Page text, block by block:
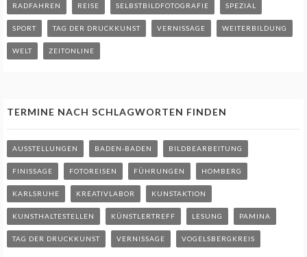
RADFAHREN REISE SELBSTBILDFOTOGRAFIE SPEZIAL
SPORT TAG DER DRUCKKUNST VERNISSAGE WEITERBILDUNG
WELT ZEITONLINE
TERMINE NACH SCHLAGWORTEN FINDEN
AUSSTELLUNGEN BADEN-BADEN BILDBEARBEITUNG
FINISSAGE FOTOREISEN FÜHRUNGEN HOMBERG
KARLSRUHE KREATIVLABOR KUNSTAKTION
KUNSTHALTESTELLEN KÜNSTLERTREFF LESUNG PAMINA
TAG DER DRUCKKUNST VERNISSAGE VOGELSBERGKREIS